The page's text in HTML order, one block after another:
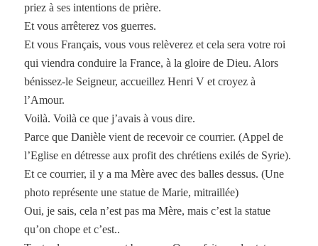
priez à ses intentions de prière.
Et vous arrêterez vos guerres.
Et vous Français, vous vous relèverez et cela sera votre roi
qui viendra conduire la France, à la gloire de Dieu. Alors
bénissez-le Seigneur, accueillez Henri V et croyez à
l’Amour.
Voilà. Voilà ce que j’avais à vous dire.
Parce que Danièle vient de recevoir ce courrier. (Appel de
l’Eglise en détresse aux profit des chrétiens exilés de Syrie).
Et ce courrier, il y a ma Mère avec des balles dessus. (Une
photo représente une statue de Marie, mitraillée)
Oui, je sais, cela n’est pas ma Mère, mais c’est la statue
qu’on chope et c’est..